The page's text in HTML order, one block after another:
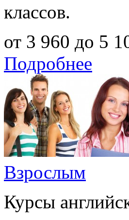
классов.
от 3 960 до 5
Подробнее
Взрослым
Курсы